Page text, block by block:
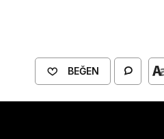
BEĞEN